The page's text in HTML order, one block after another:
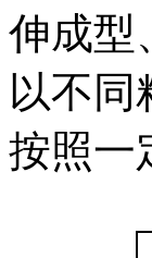
伸成型
以不同
按照一